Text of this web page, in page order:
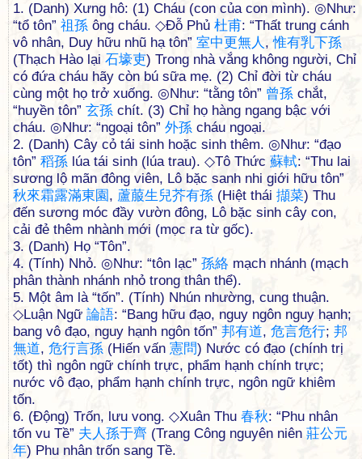
1. (Danh) Xưng hô: (1) Cháu (con của con mình). ◎Như:
“tổ tôn” 祖孫 ông cháu. ◇Đỗ Phủ 杜甫: “Thất trung cánh
vô nhân, Duy hữu nhũ hạ tôn” 室中更無人 ,惟有乳下孫
(Thạch Hào lại 石壕吏) Trong nhà vắng không người, Chỉ
có đứa cháu hãy còn bú sữa mẹ. (2) Chỉ đời từ cháu
cùng một họ trở xuống. ◎Như: “tằng tôn” 曾孫 chắt,
“huyền tôn” 玄孫 chít. (3) Chỉ họ hàng ngang bậc với
cháu. ◎Như: “ngoại tôn” 外孫 cháu ngoại.
2. (Danh) Cây cỏ tái sinh hoặc sinh thêm. ◎Như: “đạo
tôn” 稻孫 lúa tái sinh (lúa trau). ◇Tô Thức 蘇軾: “Thu lai
sương lộ mãn đông viên, Lô bặc sanh nhi giới hữu tôn”
秋來霜露滿東園, 蘆菔生 兒芥有孫 (Hiệt thái 擷菜) Thu
đến sương móc đầy vườn đông, Lô bặc sinh cây con,
cải đẻ thêm nhành mới (mọc ra từ gốc).
3. (Danh) Họ “Tôn”.
4. (Tính) Nhỏ. ◎Như: “tôn lạc” 孫絡 mạch nhánh (mạch
phân thành nhánh nhỏ trong thân thể).
5. Một âm là “tốn”. (Tính) Nhún nhường, cung thuận.
◇Luận Ngữ 論語: “Bang hữu đạo, nguy ngôn nguy hạnh;
bang vô đạo, nguy hạnh ngôn tốn” 邦有道, 危言危行; 邦
無道, 危行言孫 (Hiến vấn 憲問) Nước có đạo (chính trị
tốt) thì ngôn ngữ chính trực, phẩm hạnh chính trực;
nước vô đạo, phẩm hạnh chính trực, ngôn ngữ khiêm
tốn.
6. (Động) Trốn, lưu vong. ◇Xuân Thu 春秋: “Phu nhân
tốn vu Tề” 夫人孫于齊 (Trang Công nguyên niên 莊公元
年) Phu nhân trốn sang Tề.